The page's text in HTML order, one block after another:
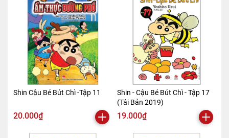
Shin Cậu Bé Bút Chì -Tập 11
20.000₫
Shin - Cậu Bé Bút Chì - Tập 17
(Tái Bản 2019)
19.000₫